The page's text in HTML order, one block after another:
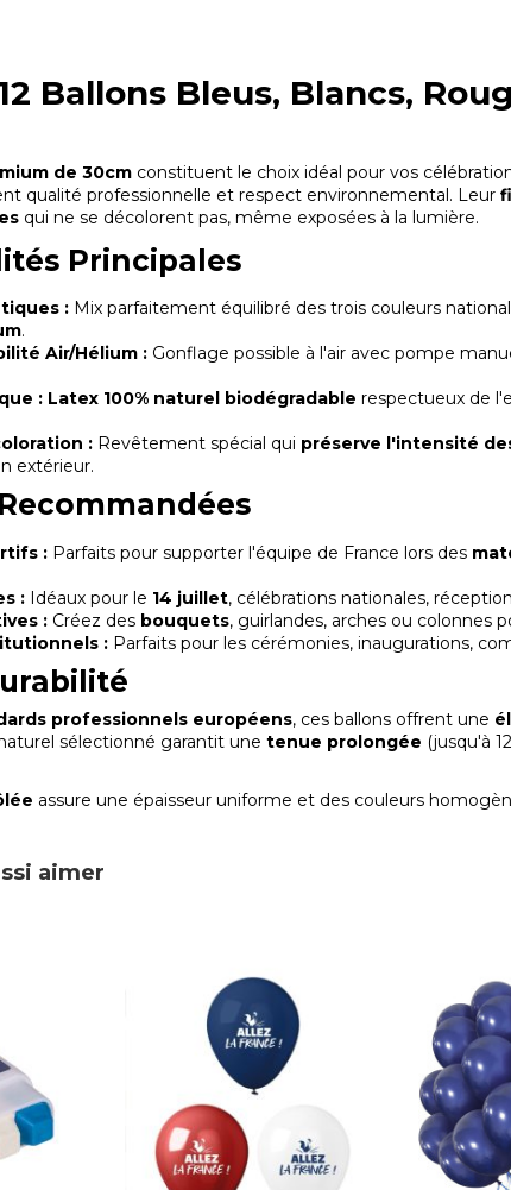
Ballons Bleus, Blancs,
de 30cm constituent le choix idéal pour vos
qualité professionnelle et respect environnemental. Leur
qui ne se décolorent pas, même exposées à la lumière.
Principales
: Mix parfaitement équilibré des trois couleurs
.
Air/Hélium : Gonflage possible à l'air avec pompe
: Latex 100% naturel biodégradable respectueux de
: Revêtement spécial qui préserve l'intensité
extérieur.
: Parfaits pour supporter l'équipe de France lors des
: Idéaux pour le 14 juillet, célébrations nationales,
: Créez des bouquets, guirlandes, arches ou colonnes
: Parfaits pour les cérémonies, inaugurations,
professionnels européens, ces ballons offrent une
sélectionné garantit unetenue prolongée (jusqu'à
assure une épaisseur uniforme et des couleurs
aimer